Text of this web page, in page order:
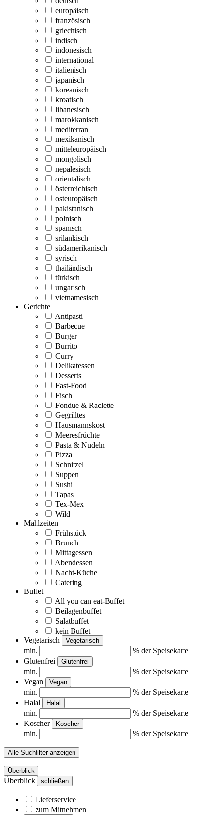
europäisch
französisch
griechisch
indisch
indonesisch
international
italienisch
japanisch
koreanisch
kroatisch
libanesisch
marokkanisch
mediterran
mexikanisch
mitteleuropäisch
mongolisch
nepalesisch
orientalisch
österreichisch
osteuropäisch
pakistanisch
polnisch
spanisch
srilankisch
südamerikanisch
syrisch
thailändisch
türkisch
ungarisch
vietnamesisch
Gerichte
Antipasti
Barbecue
Burger
Burrito
Curry
Delikatessen
Desserts
Fast-Food
Fisch
Fondue & Raclette
Gegrilltes
Hausmannskost
Meeresfrüchte
Pasta & Nudeln
Pizza
Schnitzel
Suppen
Sushi
Tapas
Tex-Mex
Wild
Mahlzeiten
Frühstück
Brunch
Mittagessen
Abendessen
Nacht-Küche
Catering
Buffet
All you can eat-Buffet
Beilagenbuffet
Salatbuffet
kein Buffet
Vegetarisch
Vegetarisch
min.
% der Speisekarte
Glutenfrei
Glutenfrei
min.
% der Speisekarte
Vegan
Vegan
min.
% der Speisekarte
Halal
Halal
min.
% der Speisekarte
Koscher
Koscher
min. % der Speisekarte
Alle Suchfilter anzeigen
Überblick
Überblick schließen
Lieferservice
zum Mitnehmen